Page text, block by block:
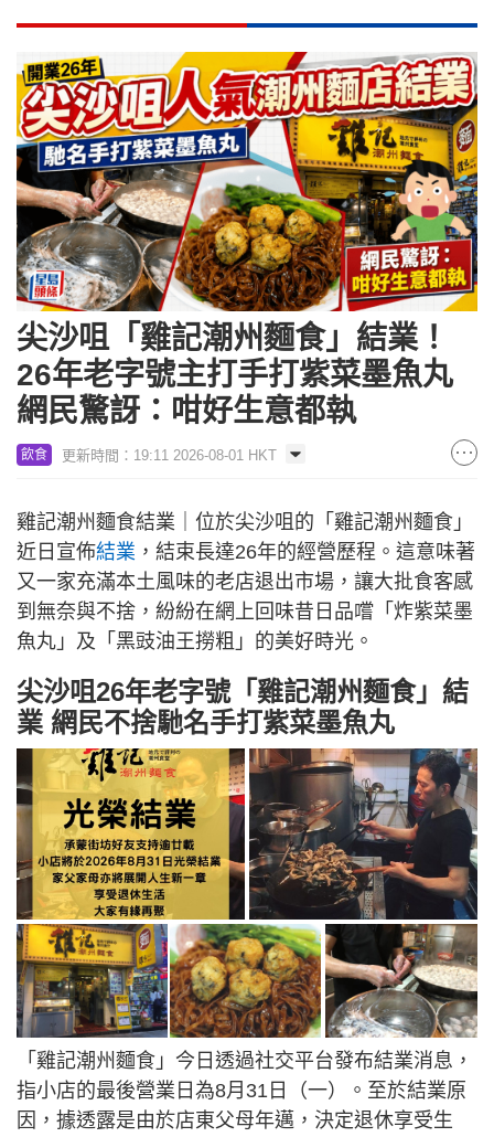
尖沙咀「雞記潮州麵食」結業！
26年老字號主打手打紫菜墨魚丸
網民驚訝：咁好生意都執
飲食 更新時間：19:11 2026-08-01 HKT
雞記潮州麵食結業｜位於尖沙咀的「雞記潮州麵食」
近日宣佈結業 ，結束長達26年的經營歷程。這意味著
又一家充滿本土風味的老店退出市場，讓大批食客感
到無奈與不捨，紛紛在網上回味昔日品嚐「炸紫菜墨
魚丸」及「黑豉油王撈粗」的美好時光。
尖沙咀26年老字號「雞記潮州麵食」結
業 網民不捨馳名手打紫菜墨魚丸
「雞記潮州麵食」今日透過社交平台發布結業消息，
指小店的最後營業日為8月31日（一）。至於結業原
因，據透露是由於店東父母年邁，決定退休享受生